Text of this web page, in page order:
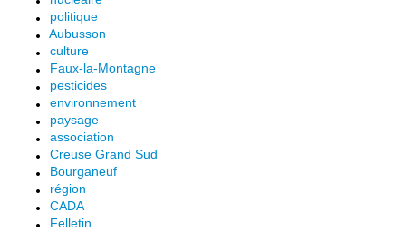
politique
Aubusson
culture
Faux-la-Montagne
pesticides
environnement
paysage
association
Creuse Grand Sud
Bourganeuf
région
CADA
Felletin